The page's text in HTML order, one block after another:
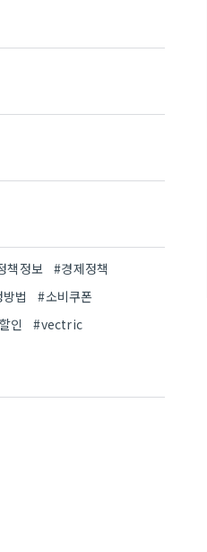
책정보
#경제정책
법
#소비쿠폰
인 #vectric